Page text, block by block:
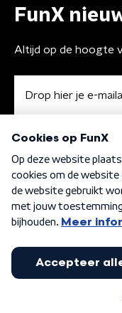
FunX
Altijd op de hoogte
Algemene